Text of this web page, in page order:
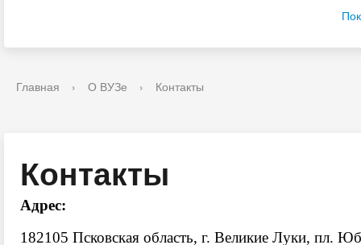
Главная › О ВУЗе › Контакты
Контакты
Адрес:
182105 Псковская область, г. Великие Луки, пл.